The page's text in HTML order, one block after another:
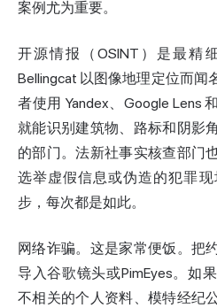
案例尤为重要。
开源情报（OSINT）是最精
Bellingcat 以图像地理定位而闻
者使用 Yandex、Google Lens
就能识别建筑物、路标和阴影
的部门。法新社事实核查部门
选举虚假信息或伪造的犯罪
步，每次都是如此。
网络诈骗。这是家常便饭。把
导入谷歌镜头或PimEyes。如
不相关的个人资料、模特经纪